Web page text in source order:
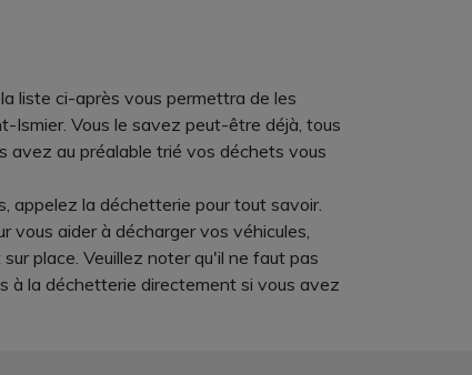
liste ci-après vous permettra de les
Ismier. Vous le savez peut-être déjà, tous
avez au préalable trié vos déchets vous
appelez la déchetterie pour tout savoir.
vous aider à décharger vos véhicules,
place. Veuillez noter qu'il ne faut pas
à la déchetterie directement si vous avez